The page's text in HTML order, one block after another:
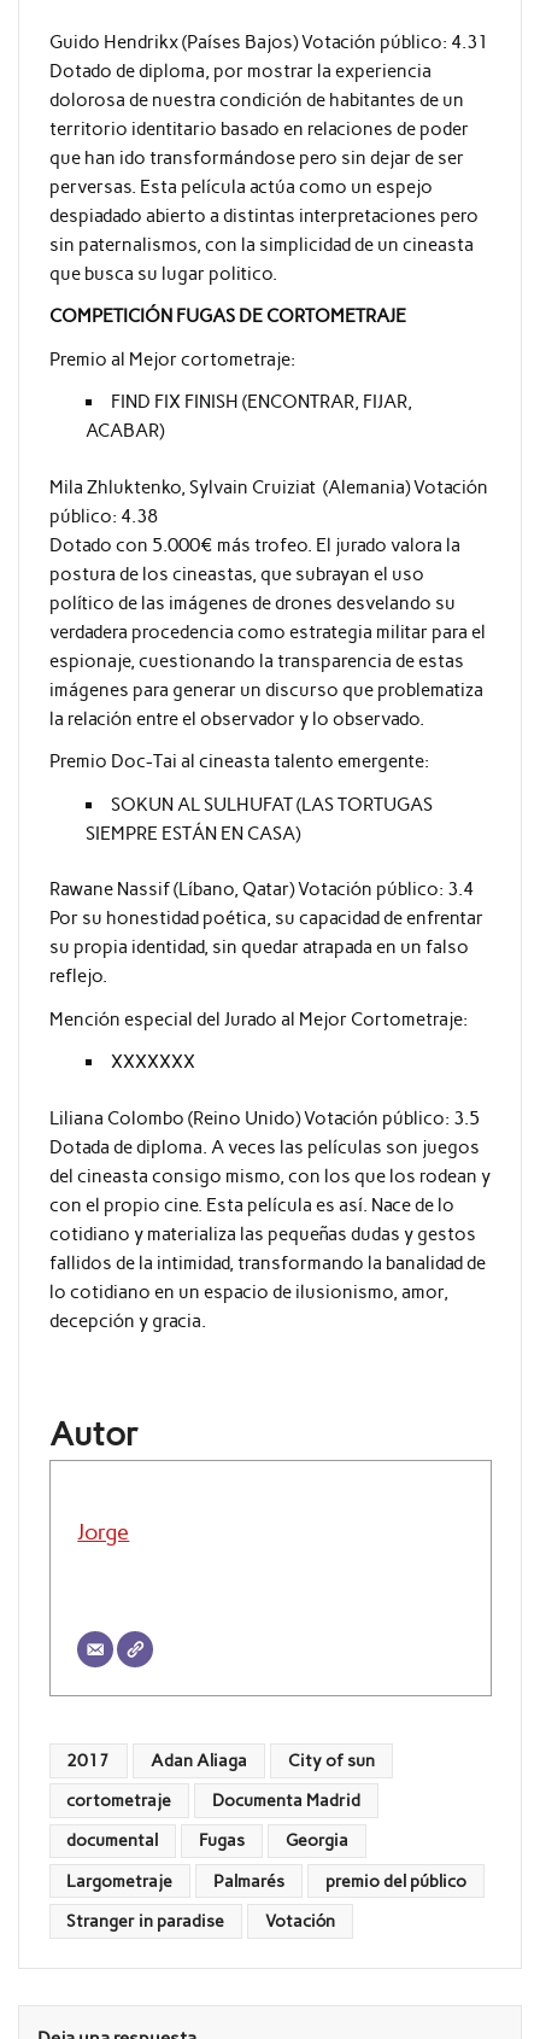
Guido Hendrikx (Países Bajos) Votación público: 4.31
Dotado de diploma, por mostrar la experiencia
dolorosa de nuestra condición de habitantes de un
territorio identitario basado en relaciones de poder
que han ido transformándose pero sin dejar de ser
perversas. Esta película actúa como un espejo
despiadado abierto a distintas interpretaciones pero
sin paternalismos, con la simplicidad de un cineasta
que busca su lugar politico.
COMPETICIÓN FUGAS DE CORTOMETRAJE
Premio al Mejor cortometraje:
FIND FIX FINISH (ENCONTRAR, FIJAR,
ACABAR)
Mila Zhluktenko, Sylvain Cruiziat (Alemania) Votación
público: 4.38
Dotado con 5.000€ más trofeo. El jurado valora la
postura de los cineastas, que subrayan el uso
político de las imágenes de drones desvelando su
verdadera procedencia como estrategia militar para el
espionaje, cuestionando la transparencia de estas
imágenes para generar un discurso que problematiza
la relación entre el observador y lo observado.
Premio Doc-Tai al cineasta talento emergente:
SOKUN AL SULHUFAT (LAS TORTUGAS
SIEMPRE ESTÁN EN CASA)
Rawane Nassif (Líbano, Qatar) Votación público: 3.4
Por su honestidad poética, su capacidad de enfrentar
su propia identidad, sin quedar atrapada en un falso
reflejo.
Mención especial del Jurado al Mejor Cortometraje:
XXXXXXX
Liliana Colombo (Reino Unido) Votación público: 3.5
Dotada de diploma. A veces las películas son juegos
del cineasta consigo mismo, con los que los rodean y
con el propio cine. Esta película es así. Nace de lo
cotidiano y materializa las pequeñas dudas y gestos
fallidos de la intimidad, transformando la banalidad de
lo cotidiano en un espacio de ilusionismo, amor,
decepción y gracia.
Autor
Jorge
2017 Adan Aliaga City of sun
cortometraje Documenta Madrid
documental Fugas Georgia
Largometraje Palmarés premio del público
Stranger in paradise Votación